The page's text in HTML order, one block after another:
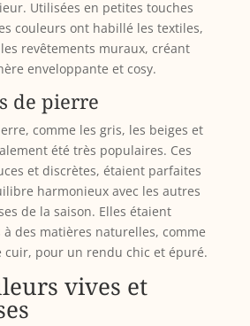
Utilisées en petites touches
couleurs ont habillé les textiles,
revêtements muraux, créant
enveloppante et cosy.
de pierre
comme les gris, les beiges et
été très populaires. Ces
et discrètes, étaient parfaites
harmonieux avec les autres
de la saison. Elles étaient
à des matières naturelles, comme
cuir, pour un rendu chic et épuré.
vives et